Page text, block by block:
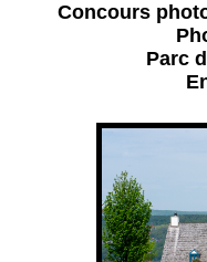
Concours
Parc